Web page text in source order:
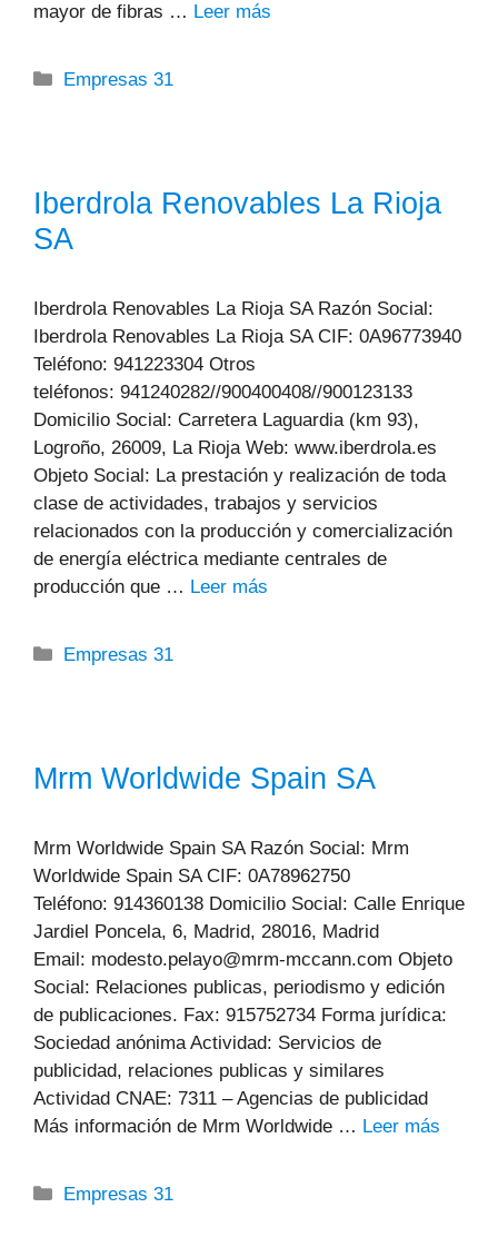
mayor de fibras … Leer más
Categorías
Empresas 31
Iberdrola Renovables La Rioja
SA
Iberdrola Renovables La Rioja SA Razón Social:
Iberdrola Renovables La Rioja SA CIF: 0A96773940
Teléfono: 941223304 Otros
teléfonos: 941240282//900400408//900123133
Domicilio Social: Carretera Laguardia (km 93),
Logroño, 26009, La Rioja Web: www.iberdrola.es
Objeto Social: La prestación y realización de toda
clase de actividades, trabajos y servicios
relacionados con la producción y comercialización
de energía eléctrica mediante centrales de
producción que … Leer más
Categorías
Empresas 31
Mrm Worldwide Spain SA
Mrm Worldwide Spain SA Razón Social: Mrm
Worldwide Spain SA CIF: 0A78962750
Teléfono: 914360138 Domicilio Social: Calle Enrique
Jardiel Poncela, 6, Madrid, 28016, Madrid
Email: modesto.pelayo@mrm-mccann.com Objeto
Social: Relaciones publicas, periodismo y edición
de publicaciones. Fax: 915752734 Forma jurídica:
Sociedad anónima Actividad: Servicios de
publicidad, relaciones publicas y similares
Actividad CNAE: 7311 – Agencias de publicidad
Más información de Mrm Worldwide … Leer más
Categorías
Empresas 31